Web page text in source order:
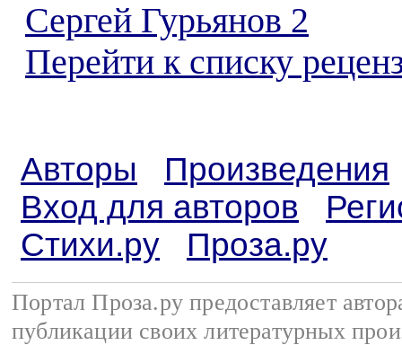
Сергей Гурьянов 2
Перейти к списку
Авторы
Произведения
Вход для авторов
Стихи.ру
Проза.ру
Портал Проза.ру предоставляет
публикации своих литературных